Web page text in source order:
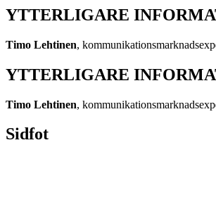
YTTERLIGARE
Timo Lehtinen,
YTTERLIGARE
Timo Lehtinen,
Sidfot